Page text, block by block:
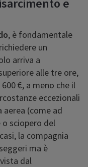
e
, è fondamentale
un
arriva a
alle tre ore,
€, a meno che il
eccezionali
(come ad
sciopero del
la compagnia
ma è
dal